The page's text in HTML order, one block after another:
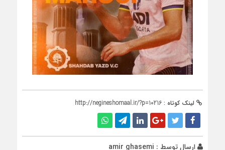
لینک کوتاه : http://negineshomaal.ir/?p=10216
ارسال توسط : amir ghasemi